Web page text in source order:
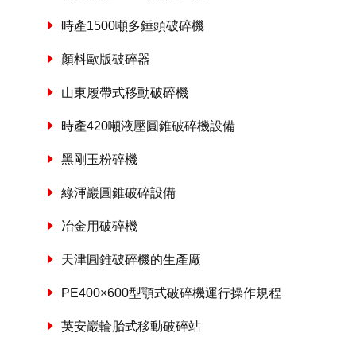
時產1500噸多錘頭破碎機
顏料歐版破碎器
山東履帶式移動破碎機
時產420噸液壓圓錐破碎機設備
黑剛玉粉碎機
綠渾巖圓錐破碎設備
冶金用破碎機
天津圓錐破碎機的生產廠
PE400×600型顎式破碎機運行操作規程
英安巖輪胎式移動破碎站